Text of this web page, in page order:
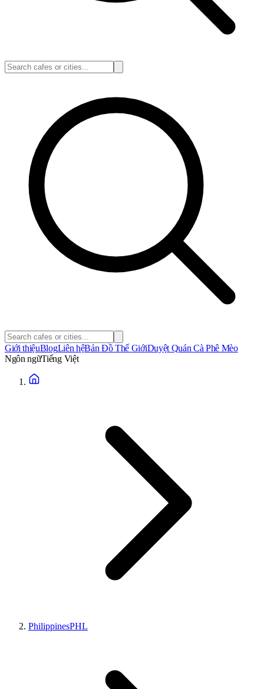
Giới thiệuBlogLiên hệBản Đồ Thế GiớiDuyệt Quán Cà Phê Mèo
Ngôn ngữTiếng Việt
PhilippinesPHL